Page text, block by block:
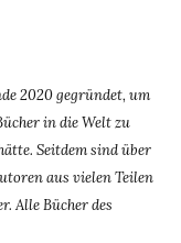
2020 gegründet, um
in die Welt zu
Seitdem sind über
aus vielen Teilen
Alle Bücher des